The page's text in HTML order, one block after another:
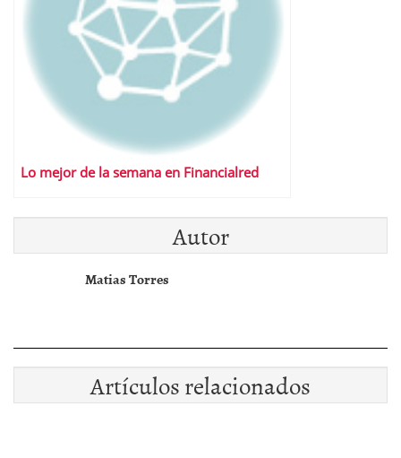
Lo mejor de la semana en Financialred
Autor
Matias Torres
Artículos relacionados